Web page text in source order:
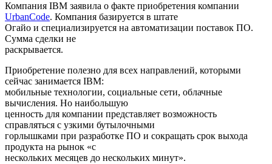
Компания IBM заявила о факте приобретения компании
UrbanCode. Компания базируется в штате
Огайо и специализируется на автоматизации поставок ПО.
Сумма сделки не
раскрывается.
Приобретение полезно для всех направлений, которыми
сейчас занимается IBM:
мобильные технологии, социальные сети, облачные
вычисления. Но наибольшую
ценность для компании представляет возможность
справляться с узкими бутылочными
горлышками при разработке ПО и сокращать срок выхода
продукта на рынок «с
нескольких месяцев до нескольких минут».